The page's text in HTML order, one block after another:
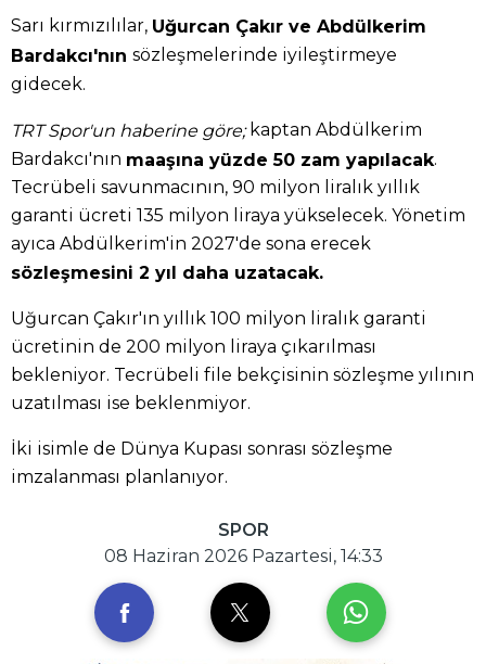
Sarı kırmızılılar, Uğurcan Çakır ve Abdülkerim
Bardakcı'nın sözleşmelerinde iyileştirmeye
gidecek.
TRT Spor'un haberine göre;kaptan Abdülkerim
Bardakcı'nın maaşına yüzde 50 zam yapılacak.
Tecrübeli savunmacının, 90 milyon liralık yıllık
garanti ücreti 135 milyon liraya yükselecek. Yönetim
ayıca Abdülkerim'in 2027'de sona erecek
sözleşmesini 2 yıl daha uzatacak.
Uğurcan Çakır'ın yıllık 100 milyon liralık garanti
ücretinin de 200 milyon liraya çıkarılması
bekleniyor. Tecrübeli file bekçisinin sözleşme yılının
uzatılması ise beklenmiyor.
İki isimle de Dünya Kupası sonrası sözleşme
imzalanması planlanıyor.
SPOR
08 Haziran 2026 Pazartesi, 14:33